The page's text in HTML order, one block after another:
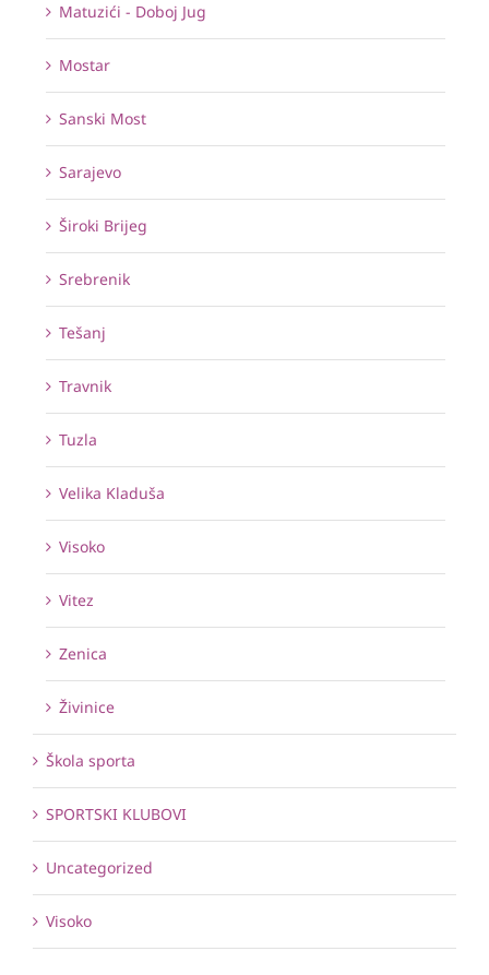
Matuzići - Doboj Jug
Mostar
Sanski Most
Sarajevo
Široki Brijeg
Srebrenik
Tešanj
Travnik
Tuzla
Velika Kladuša
Visoko
Vitez
Zenica
Živinice
Škola sporta
SPORTSKI KLUBOVI
Uncategorized
Visoko